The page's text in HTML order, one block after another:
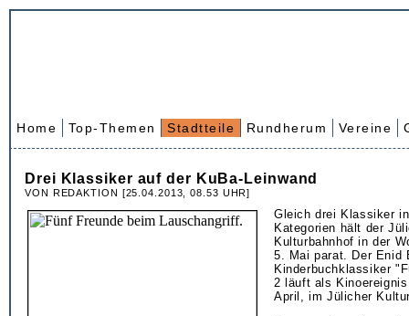
Home Top-Themen Stadtteile Rundherum Vereine
Drei Klassiker auf der KuBa-Leinwand
VON REDAKTION [25.04.2013, 08.53 UHR]
Gleich drei Klassiker
Kategorien hält der
Kulturbahnhof in der
5. Mai parat. Der Enid
Kinderbuchklassiker
2 läuft als
April, im Jülicher